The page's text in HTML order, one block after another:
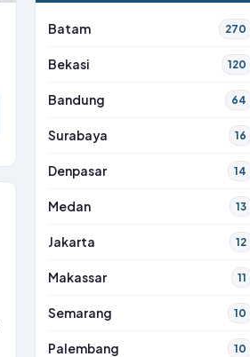
Batam 270
Bekasi 120
Bandung 64
Surabaya 16
Denpasar 14
Medan 13
Jakarta 12
Makassar 11
Semarang 10
Palembang 10